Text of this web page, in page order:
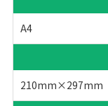
A4
210mm×297mm